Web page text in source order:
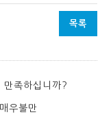
목록
만족하십니까?
매우불만